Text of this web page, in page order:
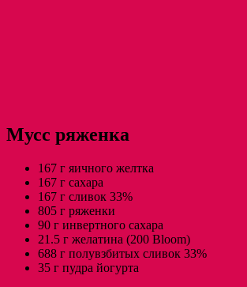
Мусс ряженка
167 г яичного желтка
167 г сахара
167 г сливок 33%
805 г ряженки
90 г инвертного сахара
21.5 г желатина (200 Bloom)
688 г полувзбитых сливок 33%
35 г пудра йогурта